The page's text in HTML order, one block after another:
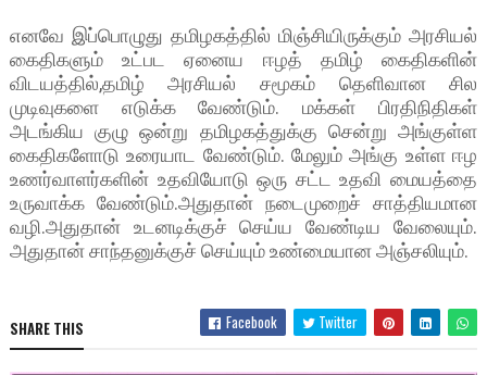
எனவே இப்பொழுது தமிழகத்தில் மிஞ்சியிருக்கும் அரசியல்
கைதிகளும் உட்பட ஏனைய ஈழத் தமிழ் கைதிகளின்
விடயத்தில்,தமிழ் அரசியல் சமூகம் தெளிவான சில
முடிவுகளை எடுக்க வேண்டும். மக்கள் பிரதிநிதிகள்
அடங்கிய குழு ஒன்று தமிழகத்துக்கு சென்று அங்குள்ள
கைதிகளோடு உரையாட வேண்டும். மேலும் அங்கு உள்ள ஈழ
உணர்வாளர்களின் உதவியோடு ஒரு சட்ட உதவி மையத்தை
உருவாக்க வேண்டும்.அதுதான் நடைமுறைச் சாத்தியமான
வழி.அதுதான் உடனடிக்குச் செய்ய வேண்டிய வேலையும்.
அதுதான் சாந்தனுக்குச் செய்யும் உண்மையான அஞ்சலியும்.
SHARE THIS Facebook Twitter